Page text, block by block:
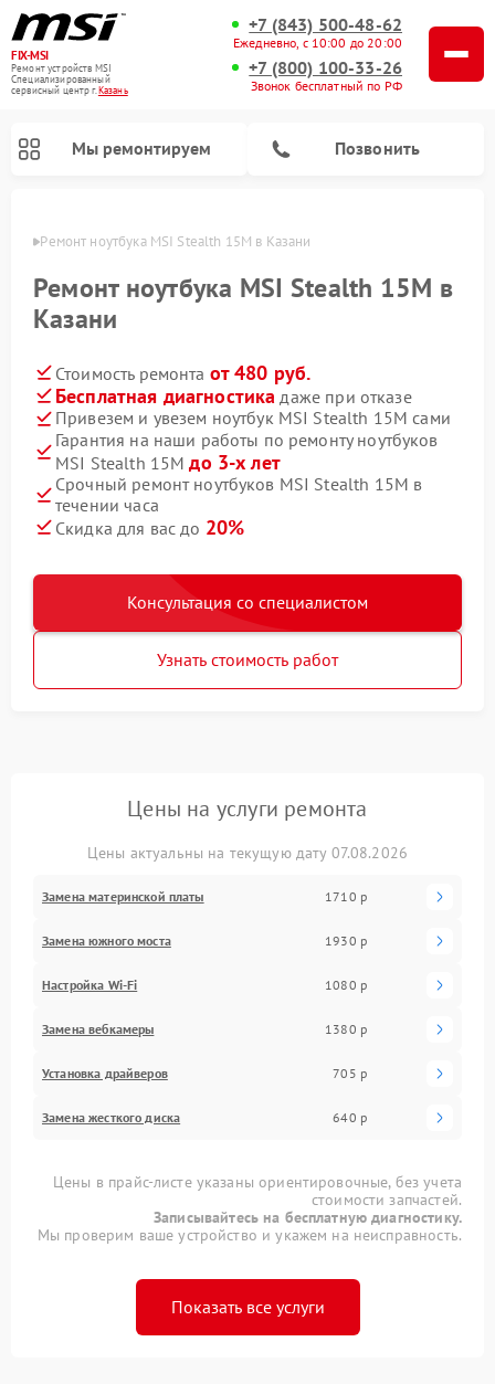
FIX-MSI
Ремонт устройств MSI
Специализированный
cервисный центр г.Казань
+7 (843) 500-48-62
Ежедневно, с 10:00 до 20:00
+7 (800) 100-33-26
Звонок бесплатный по РФ
Мы ремонтируем Позвонить
Ремонт ноутбука MSI Stealth 15M в Казани
Ремонт ноутбука MSI Stealth 15M в
Казани
Стоимость ремонта от 480 руб.
Бесплатная диагностика даже при отказе
Привезем и увезем ноутбук MSI Stealth 15M сами
Гарантия на наши работы по ремонту ноутбуков
MSI Stealth 15Mдо 3-х лет
Срочный ремонт ноутбуков MSI Stealth 15M в
течении часа
Скидка для вас до 20%
Консультация со специалистом
Узнать стоимость работ
Цены на услуги ремонта
Цены актуальны на текущую дату 07.08.2026
Замена материнской платы 1710 р
Замена южного моста 1930 р
Настройка Wi-Fi 1080 р
Замена вебкамеры 1380 р
Установка драйверов 705 р
Замена жесткого диска 640 р
Цены в прайс-листе указаны ориентировочные, без учета
стоимости запчастей.
Записывайтесь на бесплатную диагностику.
Мы проверим ваше устройство и укажем на неисправность.
Показать все услуги